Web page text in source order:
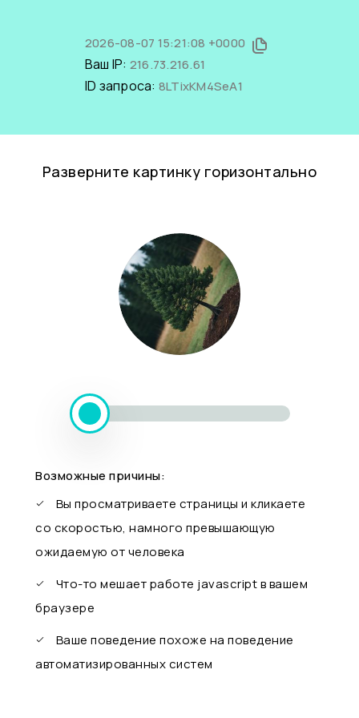
2026-08-07 15:21:08 +0000
Ваш IP: 216.73.216.61
ID запроса: 8LTixKM4SeA1
Разверните картинку горизонтально
Возможные причины:
Вы просматриваете страницы и кликаете
со скоростью, намного превышающую
ожидаемую от человека
Что-то мешает работе javascript в вашем
браузере
Ваше поведение похоже на поведение
автоматизированных систем